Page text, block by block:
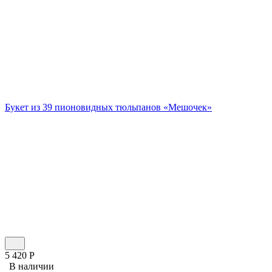
Букет из 39 пионовидных тюльпанов «Мешочек»
5 420 Р
В наличии